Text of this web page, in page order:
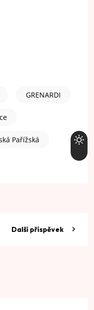
GRENARDI
Pařížská
Další příspěvek